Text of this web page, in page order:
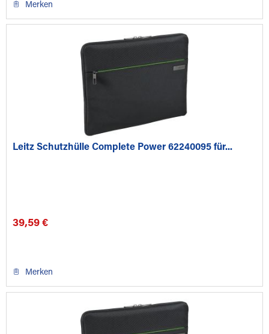
Merken
Leitz Schutzhülle Complete Power 62240095 für...
39,59 €
Merken